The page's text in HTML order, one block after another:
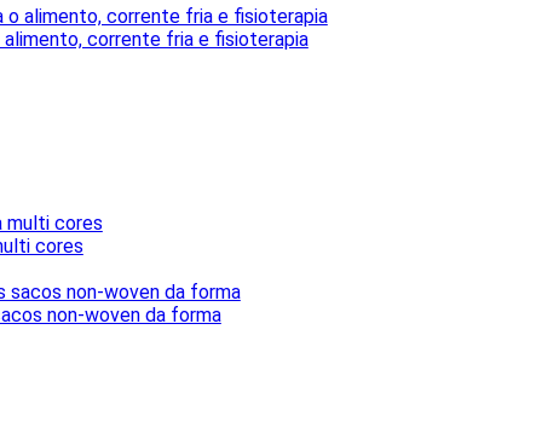
corrente fria e fisioterapia
cores
non-woven da forma